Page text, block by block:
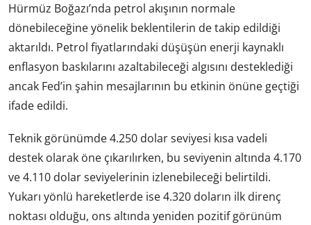
Hürmüz Boğazı’nda petrol akışının normale
dönebileceğine yönelik beklentilerin de takip edildiği
aktarıldı. Petrol fiyatlarındaki düşüşün enerji kaynaklı
enflasyon baskılarını azaltabileceği algısını desteklediği
ancak Fed’in şahin mesajlarının bu etkinin önüne geçtiği
ifade edildi.
Teknik görünümde 4.250 dolar seviyesi kısa vadeli
destek olarak öne çıkarılırken, bu seviyenin altında 4.170
ve 4.110 dolar seviyelerinin izlenebileceği belirtildi.
Yukarı yönlü hareketlerde ise 4.320 doların ilk direnç
noktası olduğu, ons altında yeniden pozitif görünüm